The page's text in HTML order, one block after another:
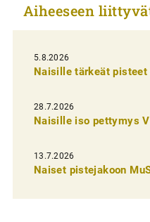
k
e
l
i
e
n
e
Aiheeseen
5.8.2026
Naisille tärkeät
28.7.2026
Naisille iso pettymys
13.7.2026
Naiset pistejakoon